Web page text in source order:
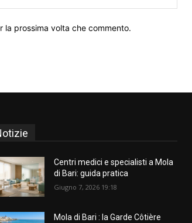
Web:
la prossima volta che commento.
Centri medici e specialisti a Mola
di Bari: guida pratica
Giugno 7, 2026 19:18
Mola di Bari : la Garde Côtière